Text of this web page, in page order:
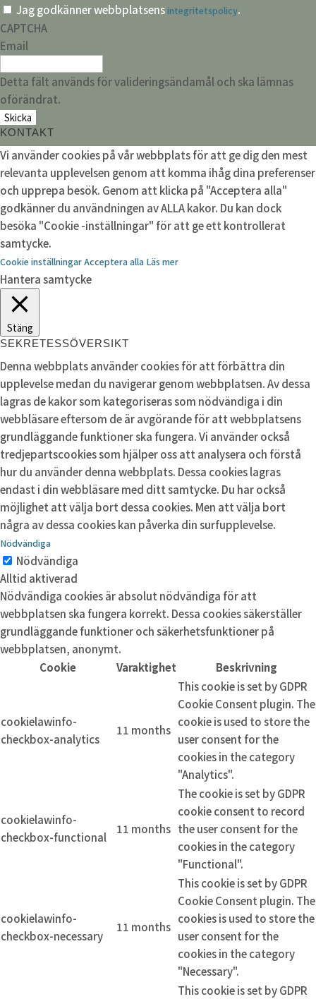
Jag godkänner webbplatsensintegritetspolicy.
CAPTCHA
Email
Detta fält används för valideringsändamål och ska lämnas
oförändrat.
KONTAKT
Vi använder cookies på vår webbplats för att ge dig den mest
relevanta upplevelsen genom att komma ihåg dina preferenser
och upprepa besök. Genom att klicka på "Acceptera alla"
godkänner du användningen av ALLA kakor. Du kan dock
besöka "Cookie -inställningar" för att ge ett kontrollerat
samtycke.
Cookie inställningarAcceptera alla Läs mer
Hantera samtycke
Stäng
SEKRETESSÖVERSIKT
Denna webbplats använder cookies för att förbättra din
upplevelse medan du navigerar genom webbplatsen. Av dessa
lagras de kakor som kategoriseras som nödvändiga i din
webbläsare eftersom de är avgörande för att webbplatsens
grundläggande funktioner ska fungera. Vi använder också
tredjepartscookies som hjälper oss att analysera och förstå
hur du använder denna webbplats. Dessa cookies lagras
endast i din webbläsare med ditt samtycke. Du har också
möjlighet att välja bort dessa cookies. Men att välja bort
några av dessa cookies kan påverka din surfupplevelse.
Nödvändiga
Nödvändiga
Alltid aktiverad
Nödvändiga cookies är absolut nödvändiga för att
webbplatsen ska fungera korrekt. Dessa cookies säkerställer
grundläggande funktioner och säkerhetsfunktioner på
webbplatsen, anonymt.
Cookie
Varaktighet Beskrivning
cookielawinfo-
checkbox-analytics
11 months
This cookie is set by GDPR
Cookie Consent plugin. The
cookie is used to store the
user consent for the
cookies in the category
"Analytics".
cookielawinfo-
checkbox-functional
11 months
The cookie is set by GDPR
cookie consent to record
the user consent for the
cookies in the category
"Functional".
cookielawinfo-
checkbox-necessary
11 months
This cookie is set by GDPR
Cookie Consent plugin. The
cookies is used to store the
user consent for the
cookies in the category
"Necessary".
This cookie is set by GDPR